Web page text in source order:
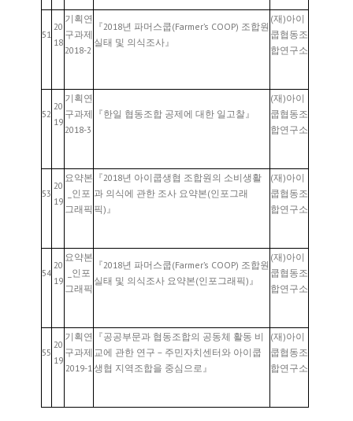
51
20
18
기획연
구과제
2018-2
『2018년 파머스쿱(Farmer’s COOP) 조합원
실태 및 의식조사』
(재)아이
쿱협동조
합연구소
52
20
19
기획연
구과제
2018-3
『한일 협동조합 공제에 대한 일고찰』
(재)아이
쿱협동조
합연구소
53
20
19
요약본
_인포
그래픽
『2018년 아이쿱생협 조합원의 소비생활
과 의식에 관한 조사 요약본(인포그래
픽)』
(재)아이
쿱협동조
합연구소
54
20
19
요약본
_인포
그래픽
『2018년 파머스쿱(Farmer’s COOP) 조합원
실태 및 의식조사 요약본(인포그래픽)』
(재)아이
쿱협동조
합연구소
55
20
19
기획연
구과제
2019-1
『공공부문과 협동조합의 공동체 활동 비
교에 관한 연구 – 주민자치센터와 아이쿱
생협 지역조합을 중심으로』
(재)아이
쿱협동조
합연구소